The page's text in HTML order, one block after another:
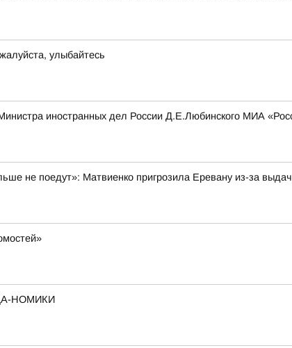
улыбайтесь
иностранных дел России Д.Е.Любинского МИА
не поедут»: Матвиенко пригрозила Еревану из-за
НОМИКИ